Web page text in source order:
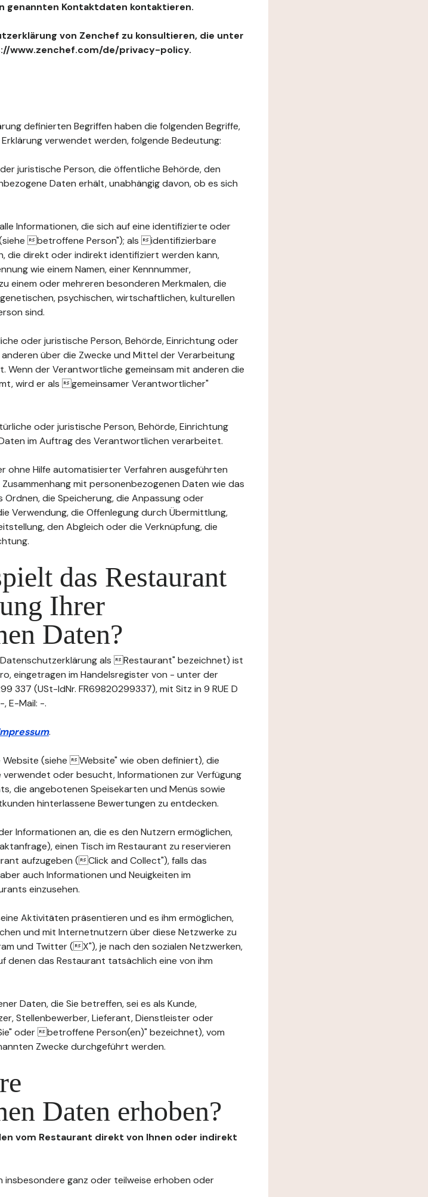
genannten Kontaktdaten kontaktieren.
von Zenchef zu konsultieren, die unter
www.zenchef.com/de/privacy-policy.
definierten Begriffen haben die folgenden Begriffe,
verwendet werden, folgende Bedeutung:
juristische Person, die öffentliche Behörde, den
Daten erhält, unabhängig davon, ob es sich
Informationen, die sich auf eine identifizierte oder
betroffene Person"); als identifizierbare
die direkt oder indirekt identifiziert werden kann,
wie einem Namen, einer Kennnummer,
einem oder mehreren besonderen Merkmalen, die
psychischen, wirtschaftlichen, kulturellen
sind.
oder juristische Person, Behörde, Einrichtung oder
über die Zwecke und Mittel der Verarbeitung
der Verantwortliche gemeinsam mit anderen die
wird er als gemeinsamer Verantwortlicher"
oder juristische Person, Behörde, Einrichtung
im Auftrag des Verantwortlichen verarbeitet.
Hilfe automatisierter Verfahren ausgeführten
mit personenbezogenen Daten wie das
die Speicherung, die Anpassung oder
Verwendung, die Offenlegung durch Übermittlung,
den Abgleich oder die Verknüpfung, die
das Restaurant
Ihrer
Daten?
als Restaurant" bezeichnet) ist
eingetragen im Handelsregister von - unter der
337 (USt-IdNr. FR69820299337), mit Sitz in 9 RUE D
, E-Mail: -.
.
(siehe Website" wie oben definiert), die
oder besucht, Informationen zur Verfügung
die angebotenen Speisekarten und Menüs sowie
hinterlassene Bewertungen zu entdecken.
Informationen an, die es den Nutzern ermöglichen,
einen Tisch im Restaurant zu reservieren
aufzugeben (Click and Collect"), falls das
auch Informationen und Neuigkeiten im
einzusehen.
Aktivitäten präsentieren und es ihm ermöglichen,
und mit Internetnutzern über diese Netzwerke zu
und Twitter (X"), je nach den sozialen Netzwerken,
das Restaurant tatsächlich eine von ihm
Daten, die Sie betreffen, sei es als Kunde,
Stellenbewerber, Lieferant, Dienstleister oder
oder betroffene Person(en)" bezeichnet), vom
Zwecke durchgeführt werden.
Daten erhoben?
vom Restaurant direkt von Ihnen oder indirekt
insbesondere ganz oder teilweise erhoben oder